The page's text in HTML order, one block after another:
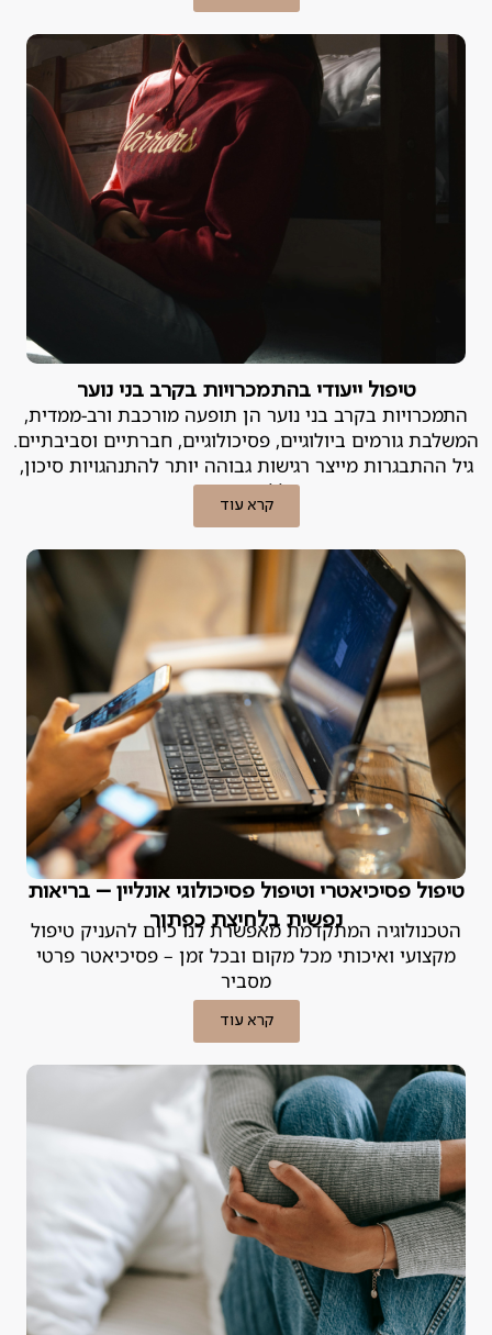
טיפול ייעודי בהתמכרויות בקרב בני נוער
התמכרויות בקרב בני נוער הן תופעה מורכבת ורב-ממדית,
המשלבת גורמים ביולוגיים, פסיכולוגיים, חברתיים וסביבתיים.
גיל ההתבגרות מייצר רגישות גבוהה יותר להתנהגויות סיכון,
ובכללן התמכרות.
קרא עוד
טיפול פסיכיאטרי וטיפול פסיכולוגי אונליין – בריאות
נפשית בלחיצת כפתור
הטכנולוגיה המתקדמת מאפשרת לנו כיום להעניק טיפול
מקצועי ואיכותי מכל מקום ובכל זמן – פסיכיאטר פרטי
מסביר
קרא עוד